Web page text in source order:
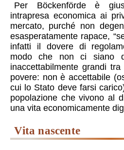
Per Böckenförde è
intrapresa economica ai
mercato, purché non
esasperatamente rapace,
infatti il dovere di
modo che non ci siano
inaccettabilmente grandi
povere: non è accettabile
cui lo Stato deve farsi
popolazione che vivono al
una vita economicamente
vita nascente